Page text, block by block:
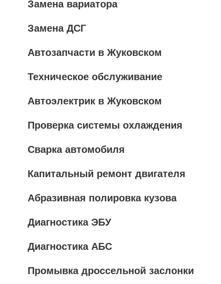
Замена вариатора
Замена ДСГ
Автозапчасти в Жуковском
Техническое обслуживание
Автоэлектрик в Жуковском
Проверка системы охлаждения
Сварка автомобиля
Капитальный ремонт двигателя
Абразивная полировка кузова
Диагностика ЭБУ
Диагностика АБС
Промывка дроссельной заслонки